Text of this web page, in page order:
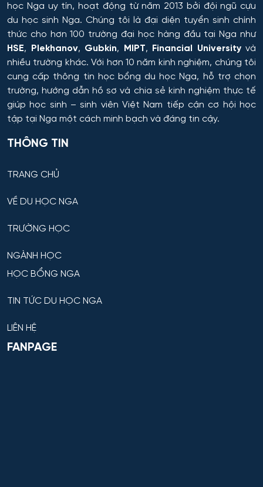
học Nga uy tín, hoạt động từ năm 2013 bởi đội ngũ cựu
du học sinh Nga. Chúng tôi là đại diện tuyển sinh chính
thức cho hơn 100 trường đại học hàng đầu tại Nga như
HSE, Plekhanov, Gubkin, MIPT, Financial Universityvà
nhiều trường khác. Với hơn 10 năm kinh nghiệm, chúng tôi
cung cấp thông tin học bổng du học Nga, hỗ trợ chọn
trường, hướng dẫn hồ sơ và chia sẻ kinh nghiệm thực tế
giúp học sinh – sinh viên Việt Nam tiếp cận cơ hội học
tập tại Nga một cách minh bạch và đáng tin cậy.
THÔNG TIN
TRANG CHỦ
VỀ DU HỌC NGA
TRƯỜNG HỌC
NGÀNH HỌC
HỌC BỔNG NGA
TIN TỨC DU HỌC NGA
LIÊN HỆ
FANPAGE